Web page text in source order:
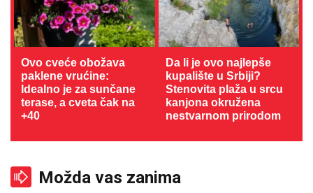
Ovo cveće obožava
paklene vrućine:
Idealno je za sunčane
terase, a cveta čak na
+40
Da li je ovo najlepše
kupalište u Srbiji?
Stenovita plaža u srcu
kanjona okružena
nestvarnom prirodom
Možda vas zanima